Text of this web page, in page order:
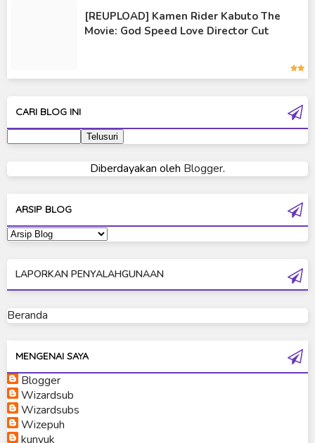
Kamen Rider Wizard
Ultraman 80
Ultraman Cosmos
Ultraman Dyna
Ultraman Geed
Ultraman Mebius
Ultraman Neos
Ultraman Orb
Ultraman Orb Origin Saga
[REUPLOAD] Kamen Rider Kabuto The
Movie: God Speed Love Director Cut
CARI BLOG INI
Diberdayakan oleh Blogger.
ARSIP BLOG
LAPORKAN PENYALAHGUNAAN
Beranda
MENGENAI SAYA
Blogger
Wizardsub
Wizardsubs
Wizepuh
kunyuk